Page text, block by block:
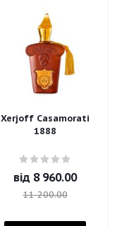
Xerjoff Casamorati
1888
від 8 960.00
11 200.00